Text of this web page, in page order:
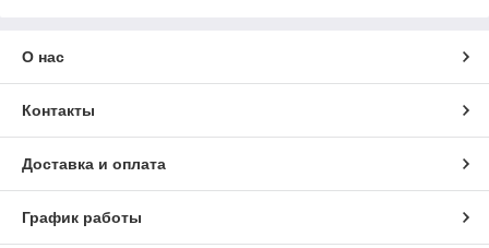
О нас
Контакты
Доставка и оплата
График работы